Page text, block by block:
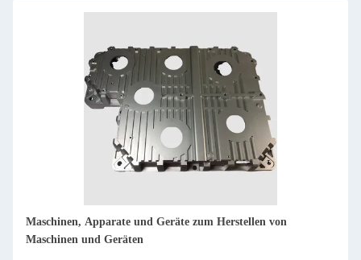
Industrie 6082 7075 6061 Aluminiumschließmaschinen